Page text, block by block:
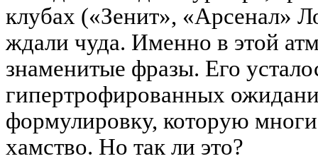
клубах («Зенит», «Арсенал»
ждали чуда. Именно в этой
знаменитые фразы. Его
гипертрофированных
формулировку, которую
хамство. Но так ли это?